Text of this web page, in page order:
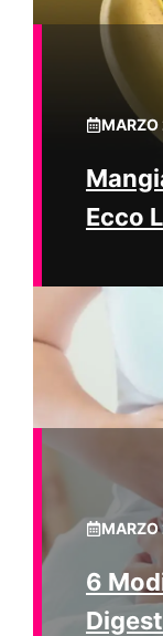
Ecco
6